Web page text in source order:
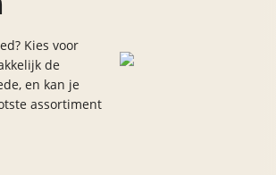
Kies voor
de
en kan je
assortiment